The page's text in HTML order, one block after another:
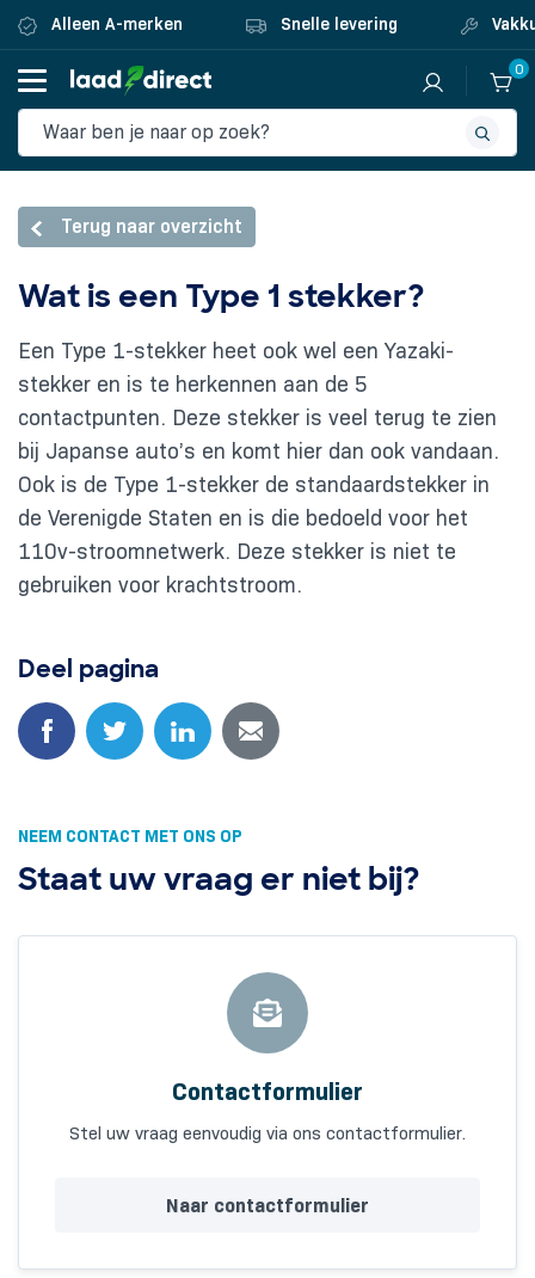
Alleen A-merken Snelle levering
0
Terug naar overzicht
Wat is een Type 1 stekker?
Een Type 1-stekker heet ook wel een Yazaki-
stekker en is te herkennen aan de 5
contactpunten. Deze stekker is veel terug te zien
bij Japanse auto’s en komt hier dan ook vandaan.
Ook is de Type 1-stekker de standaardstekker in
de Verenigde Staten en is die bedoeld voor het
110v-stroomnetwerk. Deze stekker is niet te
gebruiken voor krachtstroom.
Deel pagina
NEEM CONTACT MET ONS OP
Staat uw vraag er niet bij?
Contactformulier
Stel uw vraag eenvoudig via ons contactformulier.
Naar contactformulier